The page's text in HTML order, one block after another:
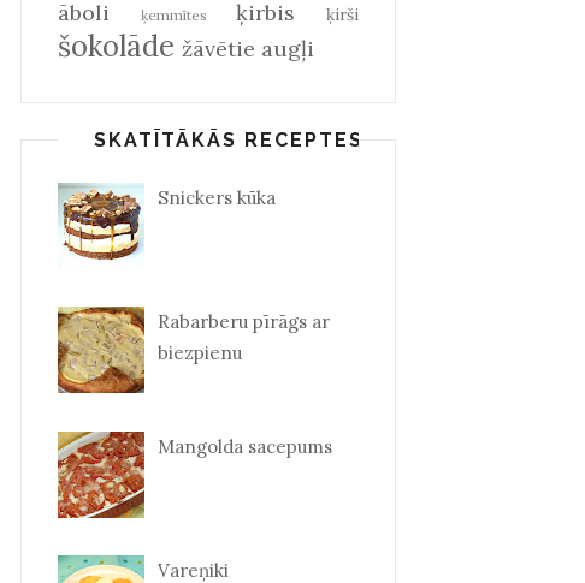
āboli ķemmītes ķirbis ķirši
šokolāde žāvētie augļi
SKATĪTĀKĀS RECEPTES
Snickers kūka
Rabarberu pīrāgs ar
biezpienu
Mangolda sacepums
Vareņiki